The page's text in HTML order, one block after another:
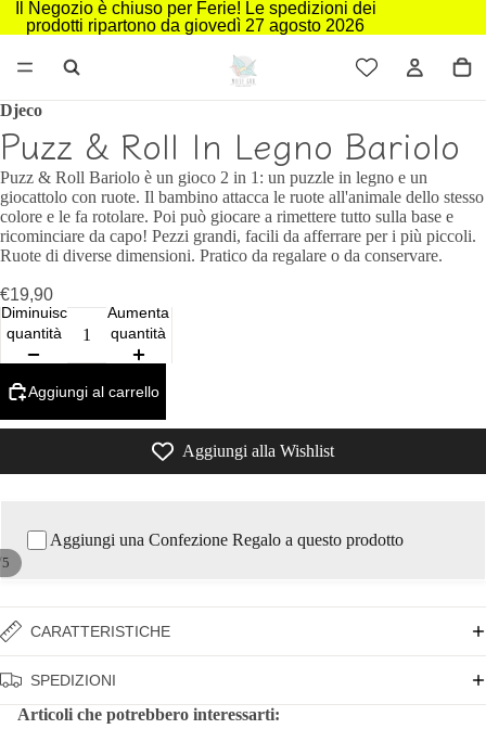
Il Negozio è chiuso per Ferie! Le spedizioni dei
prodotti ripartono da giovedì 27 agosto 2026
5
Djeco
Puzz & Roll In Legno Bariolo
Puzz & Roll Bariolo è un gioco 2 in 1: un puzzle in legno e un
giocattolo con ruote. Il bambino attacca le ruote all'animale dello stesso
colore e le fa rotolare. Poi può giocare a rimettere tutto sulla base e
ricominciare da capo! Pezzi grandi, facili da afferrare per i più piccoli.
Ruote di diverse dimensioni. Pratico da regalare o da conservare.
€19,90
Diminuisci
quantità
Aumenta
quantità
Aggiungi al carrello
Aggiungi alla Wishlist
Aggiungi una Confezione Regalo a questo prodotto
CARATTERISTICHE
SPEDIZIONI
Articoli che potrebbero interessarti: